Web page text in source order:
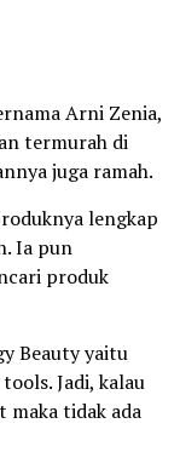
Arni Zenia,
termurah di
juga ramah.
lengkap
Ia pun
produk
Beauty yaitu
Jadi, kalau
tidak ada